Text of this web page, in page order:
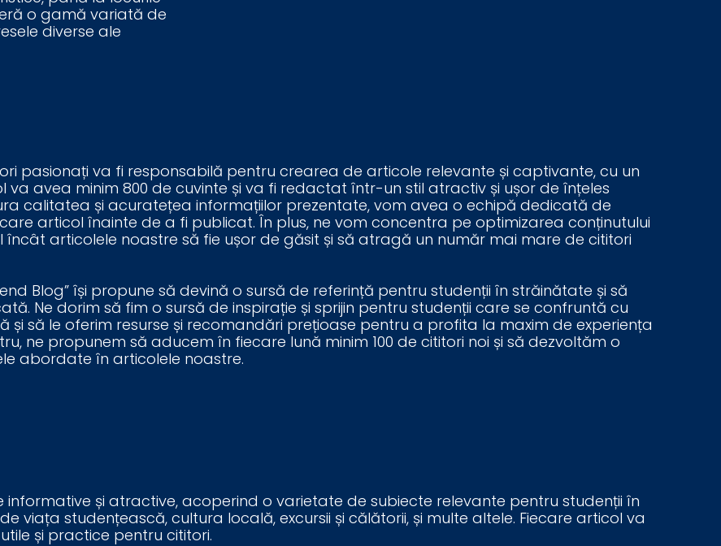
o gamă variată de
diverse ale
pasionați va fi responsabilă pentru crearea de articole relevante și captivante, cu un
avea minim 800 de cuvinte și va fi redactat într-un stil atractiv și ușor de înțeles
calitatea și acuratețea informațiilor prezentate, vom avea o echipă dedicată de
articol înainte de a fi publicat. În plus, ne vom concentra pe optimizarea conținutului
articolele noastre să fie ușor de găsit și să atragă un număr mai mare de cititori
Blog” își propune să devină o sursă de referință pentru studenții în străinătate și să
Ne dorim să fim o sursă de inspirație și sprijin pentru studenții care se confruntă cu
să le oferim resurse și recomandări prețioase pentru a profita la maxim de experiența
ne propunem să aducem în fiecare lună minim 100 de cititori noi și să dezvoltăm o
abordate în articolele noastre.
și atractive, acoperind o varietate de subiecte relevante pentru studenții în
viața studențească, cultura locală, excursii și călătorii, și multe altele. Fiecare articol va
și practice pentru cititori.